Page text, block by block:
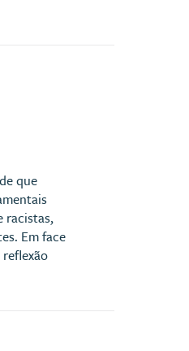
que
racistas,
Em face